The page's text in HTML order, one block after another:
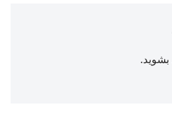
بشوید.